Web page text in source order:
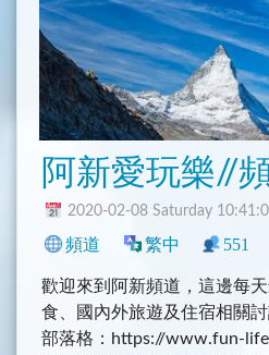
阿新愛玩樂//
2020-02-08 Saturday
頻道 繁中 551
歡迎來到阿新頻道，這邊每
食、國內外旅遊及住宿相關討
部落格：https://www.fun-